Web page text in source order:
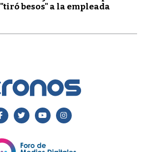
"tiró besos" a la empleada